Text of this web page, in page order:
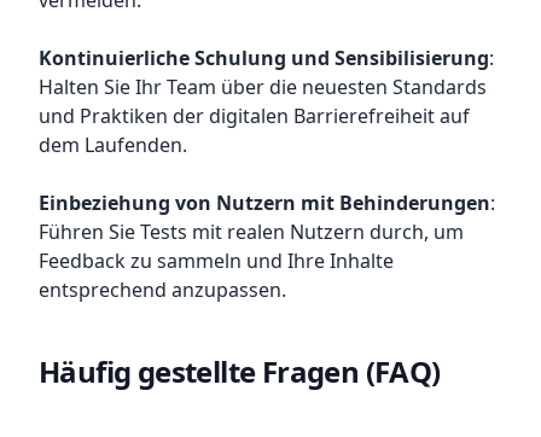
Kontinuierliche Schulung und Sensibilisierung:
Halten Sie Ihr Team über die neuesten Standards
und Praktiken der digitalen Barrierefreiheit auf
dem Laufenden.
Einbeziehung von Nutzern mit Behinderungen:
Führen Sie Tests mit realen Nutzern durch, um
Feedback zu sammeln und Ihre Inhalte
entsprechend anzupassen.
Häufig gestellte Fragen (FAQ)